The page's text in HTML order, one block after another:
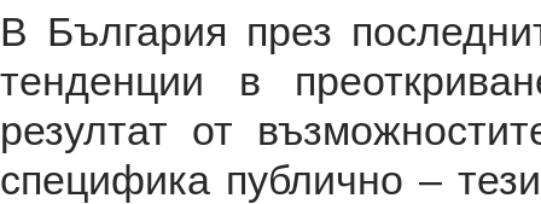
В България през
тенденции в
резултат от
специфика публично –